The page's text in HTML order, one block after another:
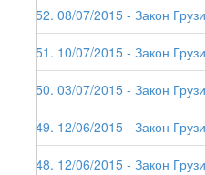
152. 08/07/2015 - Закон
151. 10/07/2015 - Закон
150. 03/07/2015 - Закон
149. 12/06/2015 - Закон
148. 12/06/2015 - Закон